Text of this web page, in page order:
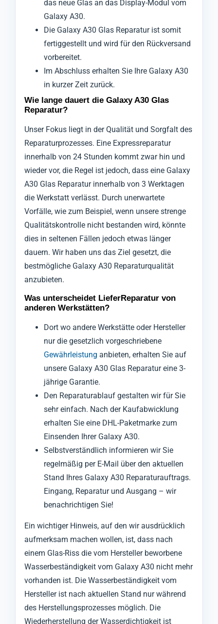
das neue Glas an das Display-Modul vom
Galaxy A30.
Die Galaxy A30 Glas Reparatur ist somit
fertiggestellt und wird für den Rückversand
vorbereitet.
Im Abschluss erhalten Sie Ihre Galaxy A30
in kurzer Zeit zurück.
Wie lange dauert die Galaxy A30 Glas
Reparatur?
Unser Fokus liegt in der Qualität und Sorgfalt des
Reparaturprozesses. Eine Expressreparatur
innerhalb von 24 Stunden kommt zwar hin und
wieder vor, die Regel ist jedoch, dass eine Galaxy
A30 Glas Reparatur innerhalb von 3 Werktagen
die Werkstatt verlässt. Durch unerwartete
Vorfälle, wie zum Beispiel, wenn unsere strenge
Qualitätskontrolle nicht bestanden wird, könnte
dies in seltenen Fällen jedoch etwas länger
dauern. Wir haben uns das Ziel gesetzt, die
bestmögliche Galaxy A30 Reparaturqualität
anzubieten.
Was unterscheidet LieferReparatur von
anderen Werkstätten?
Dort wo andere Werkstätte oder Hersteller
nur die gesetzlich vorgeschriebene
Gewährleistung anbieten, erhalten Sie auf
unsere Galaxy A30 Glas Reparatur eine 3-
jährige Garantie.
Den Reparaturablauf gestalten wir für Sie
sehr einfach. Nach der Kaufabwicklung
erhalten Sie eine DHL-Paketmarke zum
Einsenden Ihrer Galaxy A30.
Selbstverständlich informieren wir Sie
regelmäßig per E-Mail über den aktuellen
Stand Ihres Galaxy A30 Reparaturauftrags.
Eingang, Reparatur und Ausgang – wir
benachrichtigen Sie!
Ein wichtiger Hinweis, auf den wir ausdrücklich
aufmerksam machen wollen, ist, dass nach
einem Glas-Riss die vom Hersteller beworbene
Wasserbeständigkeit vom Galaxy A30 nicht mehr
vorhanden ist. Die Wasserbeständigkeit vom
Hersteller ist nach aktuellen Stand nur während
des Herstellungsprozesses möglich. Die
Wiederherstellung der Wasserdichtigkeit ist